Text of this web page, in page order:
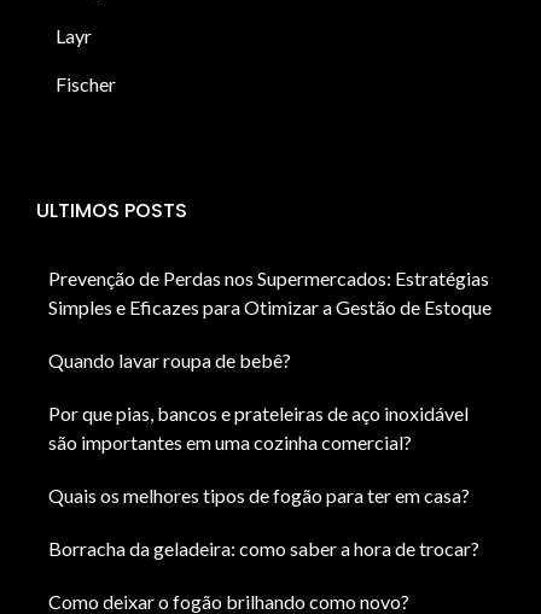
Layr
Fischer
ULTIMOS POSTS
Prevenção de Perdas nos Supermercados: Estratégias
Simples e Eficazes para Otimizar a Gestão de Estoque
Quando lavar roupa de bebê?
Por que pias, bancos e prateleiras de aço inoxidável
são importantes em uma cozinha comercial?
Quais os melhores tipos de fogão para ter em casa?
Borracha da geladeira: como saber a hora de trocar?
Como deixar o fogão brilhando como novo?